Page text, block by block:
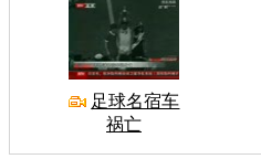
足球名宿车
祸亡